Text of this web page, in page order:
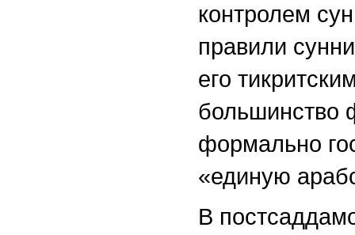
контролем
правили
его
большинство
формально
«единую
В